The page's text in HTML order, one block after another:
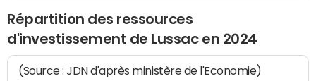
Répartition des ressources
d'investissement de Lussac en 2024
(Source : JDN d'après ministère de l'Economie)